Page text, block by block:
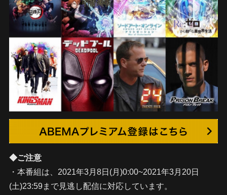
◆ご注意
・本番組は、2021年3月8日(月)0:00~2021年3月20日
(土)23:59まで見逃し配信に対応しています。